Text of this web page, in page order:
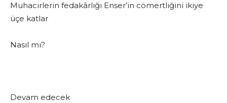
Muhacirlerin fedakârlığı Enser’in cömertliğini ikiye
üçe katlar
Nasıl mı?
Devam edecek